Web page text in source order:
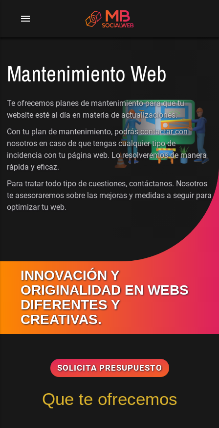
menu
Mantenimiento Web
Te ofrecemos planes de mantenimiento para que tu
website esté al día en materia de actualizaciones.
Con tu plan de mantenimiento, podrás contactar con
nosotros en caso de que tengas cualquier tipo de
incidencia con tu página web. Lo resolveremos de manera
rápida y eficaz.
Para tratar todo tipo de cuestiones, contáctanos. Nosotros
te asesoraremos sobre las mejoras y medidas a seguir para
optimizar tu web.
INNOVACIÓN Y
ORIGINALIDAD EN WEBS
DIFERENTES Y
CREATIVAS.
SOLICITA PRESUPUESTO
Que te ofrecemos